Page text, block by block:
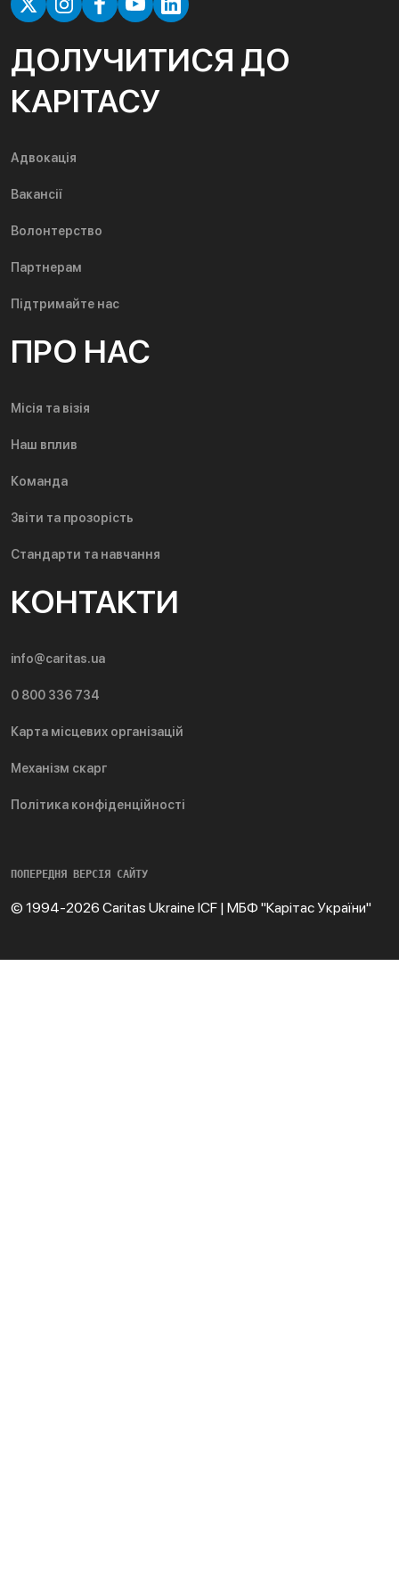
ДОЛУЧИТИСЯ ДО
КАРІТАСУ
Адвокація
Вакансії
Волонтерство
Партнерам
Підтримайте нас
ПРО НАС
Місія та візія
Наш вплив
Команда
Звіти та прозорість
Стандарти та навчання
КОНТАКТИ
info@caritas.ua
0 800 336 734
Карта місцевих організацій
Механізм скарг
Політика конфіденційності
ПОПЕРЕДНЯ ВЕРСІЯ САЙТУ
© 1994-2026 Caritas Ukraine ICF | МБФ "Карітас України"